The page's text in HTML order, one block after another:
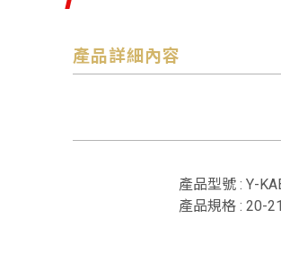
產品詳細內容
產品型號 : Y-
產品規格 : 20-